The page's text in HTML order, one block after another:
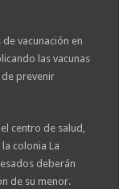
vacunación en
las vacunas
prevenir
centro de salud,
colonia La
deberán
de su menor.